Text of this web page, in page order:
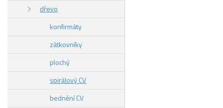
dřevo
konfirmáty
zátkovníky
plochý
spirálový CV
bednění CV